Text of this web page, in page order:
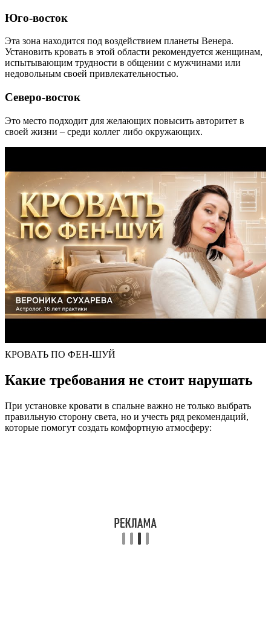
Юго-восток
Эта зона находится под воздействием планеты Венера.
Установить кровать в этой области рекомендуется женщинам,
испытывающим трудности в общении с мужчинами или
недовольным своей привлекательностью.
Северо-восток
Это место подходит для желающих повысить авторитет в
своей жизни – среди коллег либо окружающих.
КРОВАТЬ ПО ФЕН-ШУЙ
Какие требования не стоит нарушать
При установке кровати в спальне важно не только выбрать
правильную сторону света, но и учесть ряд рекомендаций,
которые помогут создать комфортную атмосферу: